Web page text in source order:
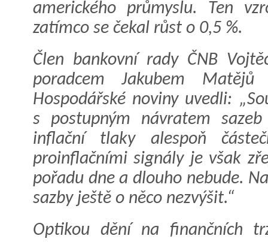
amerického průmyslu. Ten
zatímco se čekal růst o 0,5 %.
Člen bankovní rady ČNB
poradcem Jakubem
Hospodářské noviny uvedli:
s postupným návratem
inflační tlaky alespoň
proinflačními signály je však
pořadu dne a dlouho nebude.
sazby ještě o něco nezvýšit.“
Optikou dění na finančních